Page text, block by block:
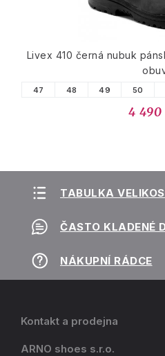
Livex 410 černá nubuk
47 48 49 50
4 490
TABULKA
ČASTO KLADENÉ
NÁKUPNÍ RÁDCE
Kontakt a prodejna
ARNO shoes s.r.o.